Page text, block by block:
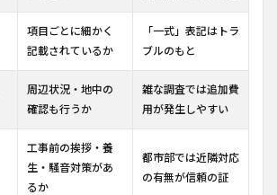
項目ごとに細かく
記載されているか
「一式」表記はトラ
ブルのもと
周辺状況・地中の
確認も行うか
雑な調査では追加費
用が発生しやすい
工事前の挨拶・養
生・騒音対策があ
るか
都市部では近隣対応
の有無が信頼の証